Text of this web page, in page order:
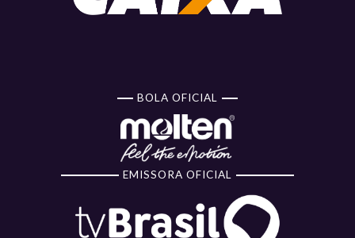
BOLA OFICIAL
EMISSORA OFICIAL